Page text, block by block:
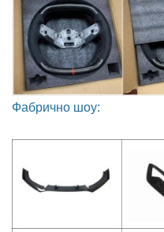
Фабрично шоу: